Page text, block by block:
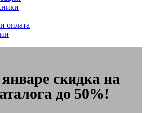
оплата
скидка на
до 50%!